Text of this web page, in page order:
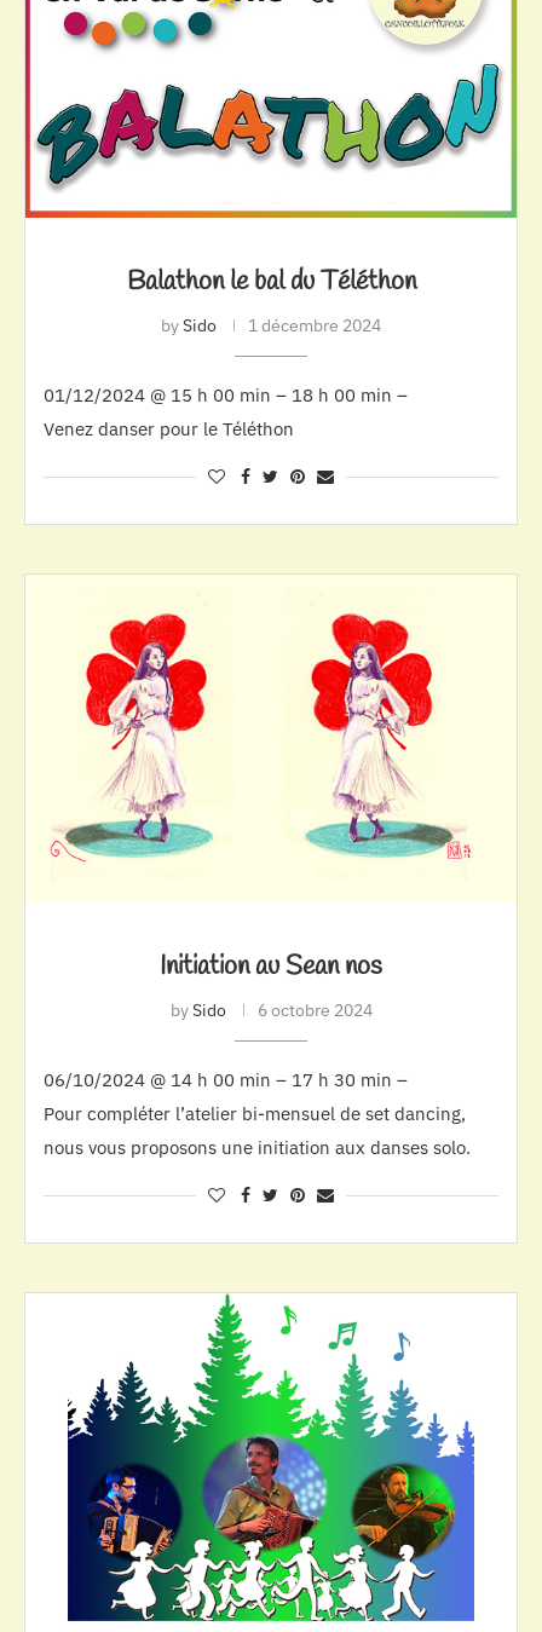
Balathon le bal du Téléthon
bySido 1 décembre 2024
01/12/2024 @ 15 h 00 min – 18 h 00 min –
Venez danser pour le Téléthon
Initiation au Sean nos
bySido 6 octobre 2024
06/10/2024 @ 14 h 00 min – 17 h 30 min –
Pour compléter l’atelier bi-mensuel de set dancing,
nous vous proposons une initiation aux danses solo.